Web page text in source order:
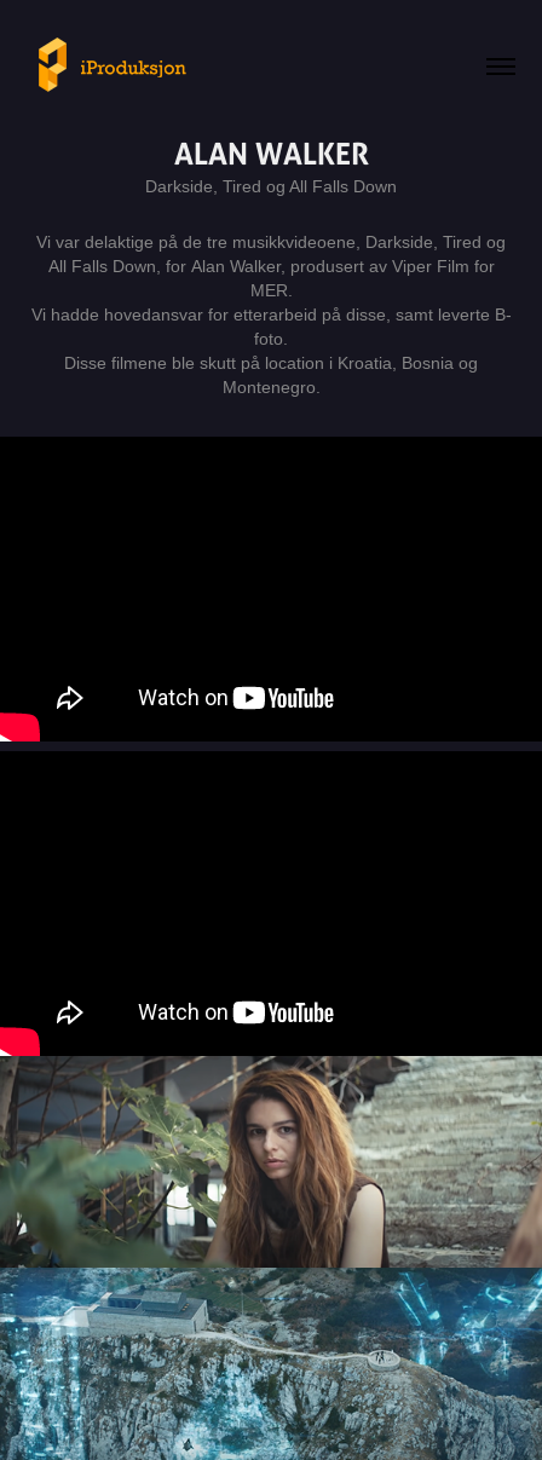
ALAN WALKER
Darkside, Tired og All Falls Down
Vi var delaktige på de tre musikkvideoene, Darkside, Tired og
All Falls Down, for Alan Walker, produsert av Viper Film for
MER.
Vi hadde hovedansvar for etterarbeid på disse, samt leverte B-
foto.
Disse filmene ble skutt på location i Kroatia, Bosnia og
Montenegro.